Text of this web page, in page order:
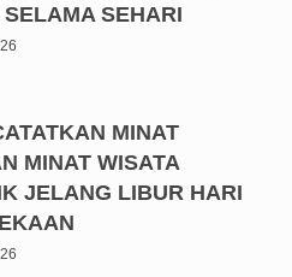
SEHARI
MINAT
MINAT WISATA
JELANG LIBUR HARI